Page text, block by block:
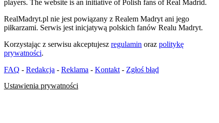
players. The website is an initiative of Polish fans of Real Madrid.
RealMadryt.pl nie jest powiązany z Realem Madryt ani jego
piłkarzami. Serwis jest inicjatywą polskich fanów Realu Madryt.
Korzystając z serwisu akceptujesz regulamin oraz politykę
prywatności.
FAQ - Redakcja - Reklama - Kontakt - Zgłoś błąd
Ustawienia prywatności